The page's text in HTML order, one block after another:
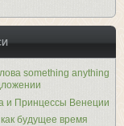
something anything
и Принцессы Венеции
будущее время